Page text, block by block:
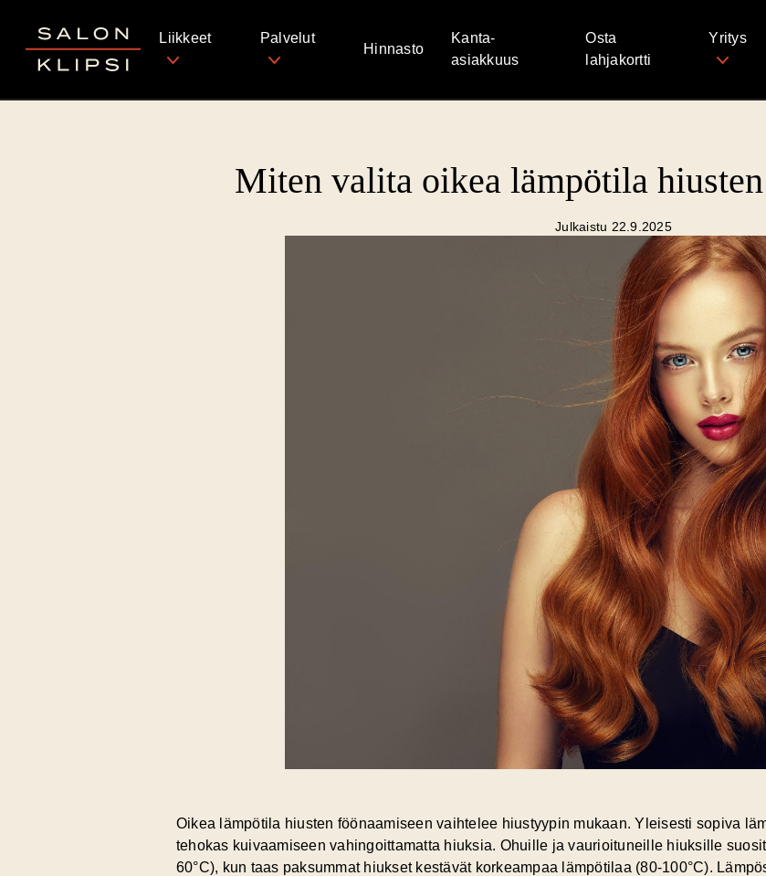
Salon Klipsi
Liikkeet Palvelut
Hinnasto
Kanta-
asiakkuus
Osta
lahjakortti
Yritys
Miten valita oikea lämpötila
Julkaistu 22.9.2025
Oikea lämpötila hiusten föönaamiseen vaihtelee hiustyypin mukaan. Yleisesti sopiva
tehokas kuivaamiseen vahingoittamatta hiuksia. Ohuille ja vaurioituneille hiuksille
60°C), kun taas paksummat hiukset kestävät korkeampaa lämpötilaa (80-100°C).